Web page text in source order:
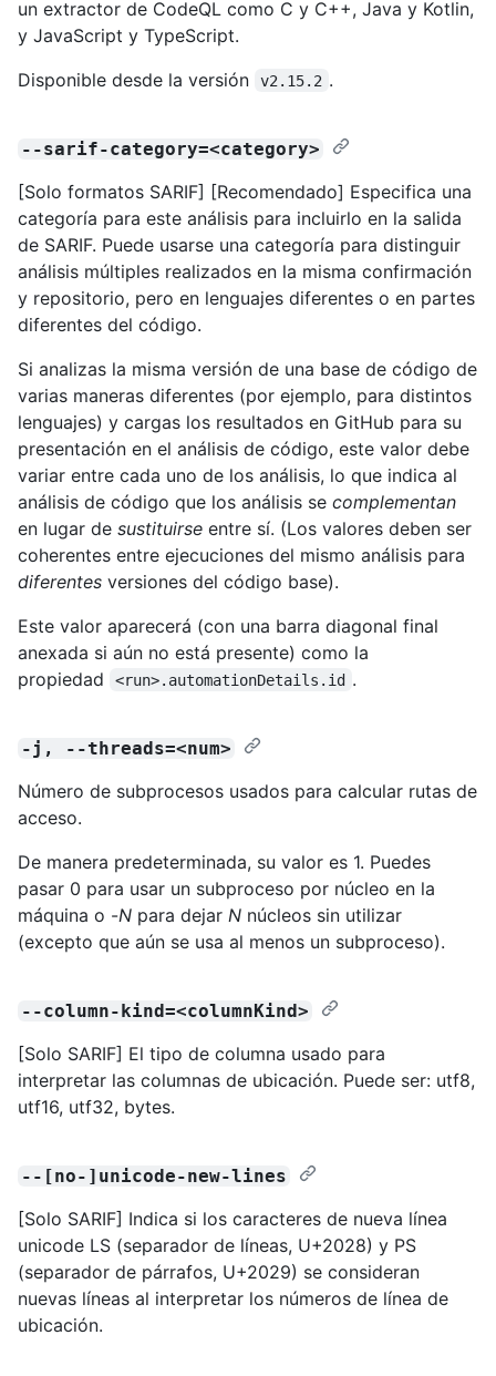
un extractor de CodeQL como C y C++, Java y Kotlin,
y JavaScript y TypeScript.
Disponible desde la versión
v2.15.2 .
--sarif-category=<category>
[Solo formatos SARIF] [Recomendado] Especifica una
categoría para este análisis para incluirlo en la salida
de SARIF. Puede usarse una categoría para distinguir
análisis múltiples realizados en la misma confirmación
y repositorio, pero en lenguajes diferentes o en partes
diferentes del código.
Si analizas la misma versión de una base de código de
varias maneras diferentes (por ejemplo, para distintos
lenguajes) y cargas los resultados en GitHub para su
presentación en el análisis de código, este valor debe
variar entre cada uno de los análisis, lo que indica al
análisis de código que los análisis se complementan
en lugar de sustituirse entre sí. (Los valores deben ser
coherentes entre ejecuciones del mismo análisis para
diferentes versiones del código base).
Este valor aparecerá (con una barra diagonal final
anexada si aún no está presente) como la
propiedad
<run>.automationDetails.id .
-j, --threads=<num>
Número de subprocesos usados para calcular rutas de
acceso.
De manera predeterminada, su valor es 1. Puedes
pasar 0 para usar un subproceso por núcleo en la
máquina o -N para dejar N núcleos sin utilizar
(excepto que aún se usa al menos un subproceso).
--column-kind=<columnKind>
[Solo SARIF] El tipo de columna usado para
interpretar las columnas de ubicación. Puede ser: utf8,
utf16, utf32, bytes.
--[no-]unicode-new-lines
[Solo SARIF] Indica si los caracteres de nueva línea
unicode LS (separador de líneas, U+2028) y PS
(separador de párrafos, U+2029) se consideran
nuevas líneas al interpretar los números de línea de
ubicación.